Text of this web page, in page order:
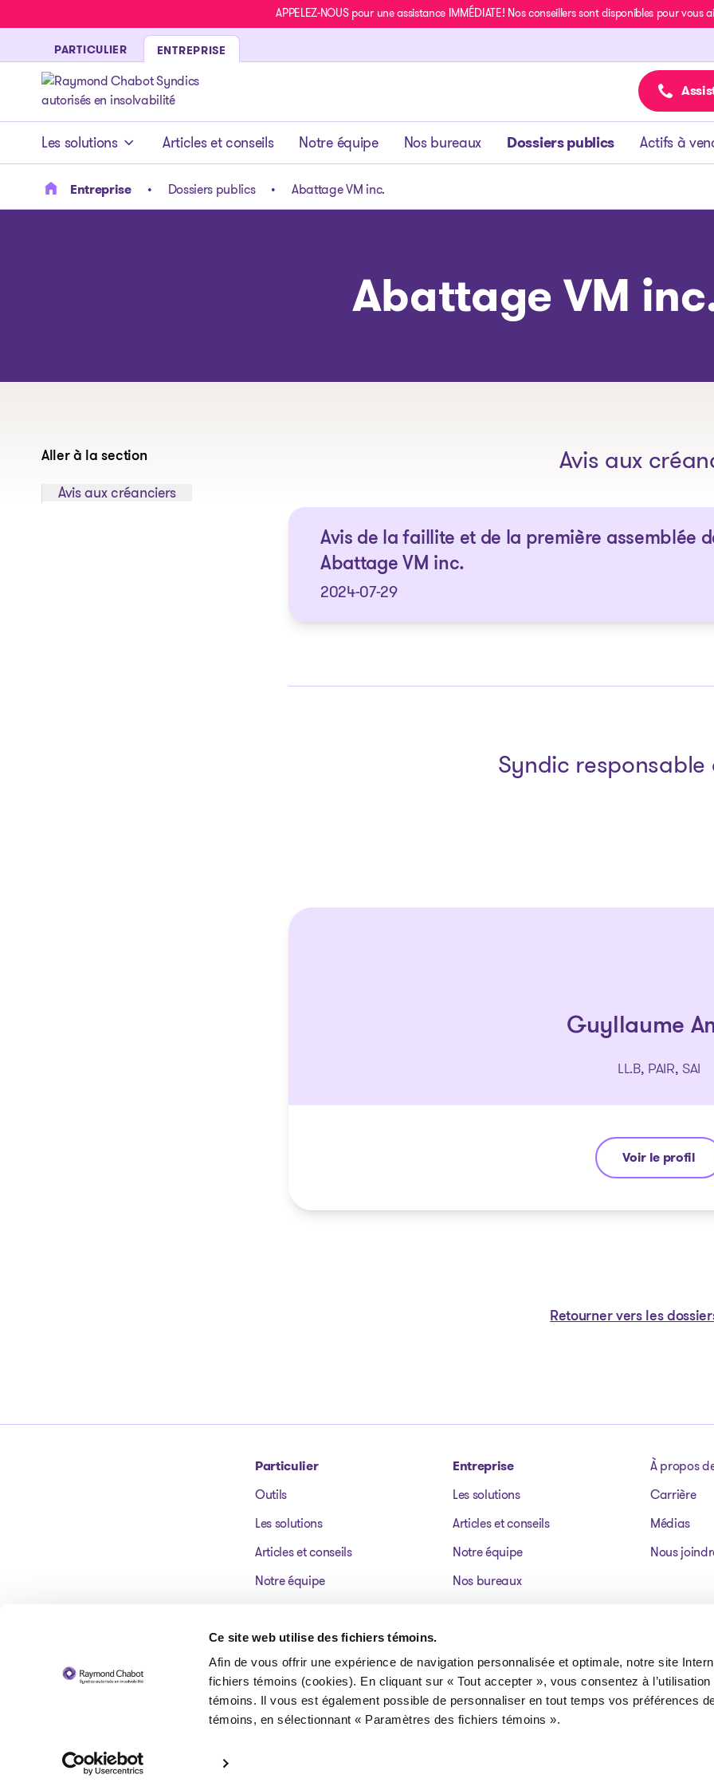
Ce site web utilise des fichiers témoins.
Afin de vous offrir une expérience de navigation personnalisée et optimale, notre site
fichiers témoins (cookies). En cliquant sur « Tout accepter », vous consentez à
témoins. Il vous est également possible de personnaliser en tout temps vos préférences
témoins, en sélectionnant « Paramètres des fichiers témoins ».
APPELEZ-NOUS pour une assistance IMMÉDIATE! Nos conseillers sont disponibles pour vous
PARTICULIER ENTREPRISE
- page d’accueil
Les solutions Articles et conseils Notre équipe Nos bureaux Dossiers publics Actifs à
Entreprise Dossiers publics Abattage VM inc.
Abattage VM
Aller à la section
Sauter à la section:
Avis aux créanciers
Avis aux
Avis de la faillite et de la première assemblée
Abattage VM inc.
2024-07-29
Syndic responsable
Guyllaume
LL.B, PAIR, SAI
Voir le profil
Guyllaume
Retourner vers les
Particulier
Outils
Les solutions
Articles et conseils
Notre équipe
Témoignages
FAQ
Entreprise
Les solutions
Articles et conseils
Notre équipe
Nos bureaux
FAQ
À propos
Carrière
Médias
Nous
© 2026 Raymond Chabot inc. Syndics autorisés en insolvabilité